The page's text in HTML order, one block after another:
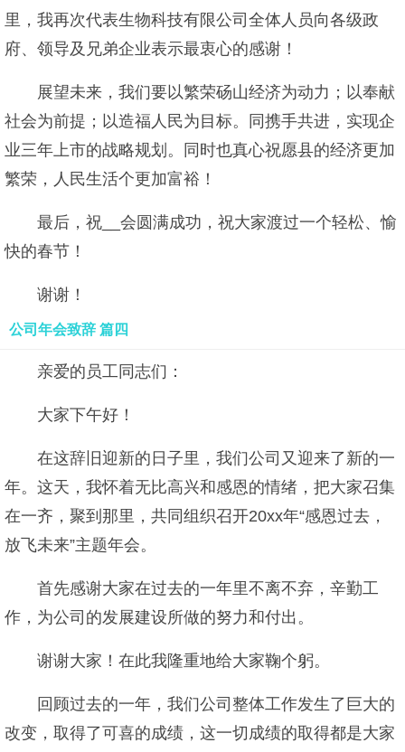
里，我再次代表生物科技有限公司全体人员向各级政
府、领导及兄弟企业表示最衷心的感谢！
展望未来，我们要以繁荣砀山经济为动力；以奉献
社会为前提；以造福人民为目标。同携手共进，实现企
业三年上市的战略规划。同时也真心祝愿县的经济更加
繁荣，人民生活个更加富裕！
最后，祝__会圆满成功，祝大家渡过一个轻松、愉
快的春节！
谢谢！
公司年会致辞 篇四
亲爱的员工同志们：
大家下午好！
在这辞旧迎新的日子里，我们公司又迎来了新的一
年。这天，我怀着无比高兴和感恩的情绪，把大家召集
在一齐，聚到那里，共同组织召开20xx年“感恩过去，
放飞未来”主题年会。
首先感谢大家在过去的一年里不离不弃，辛勤工
作，为公司的发展建设所做的努力和付出。
谢谢大家！在此我隆重地给大家鞠个躬。
回顾过去的一年，我们公司整体工作发生了巨大的
改变，取得了可喜的成绩，这一切成绩的取得都是大家